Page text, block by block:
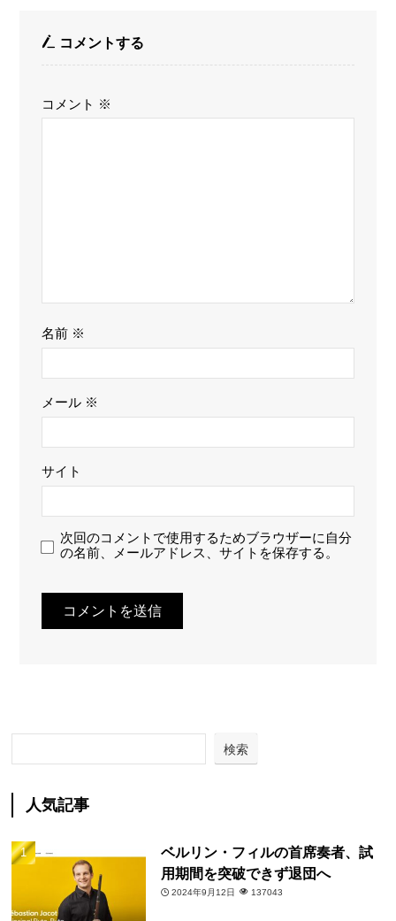
コメントする
コメント ※
名前 ※
メール ※
サイト
次回のコメントで使用するためブラウザーに自分
の名前、メールアドレス、サイトを保存する。
検索
人気記事
ベルリン・フィルの首席奏者、試
用期間を突破できず退団へ
2024年9月12日 137043